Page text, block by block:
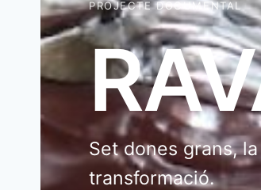
PROJECTE DOCUMENTAL
Set dones grans,
transformació.